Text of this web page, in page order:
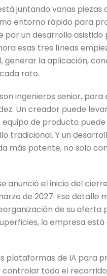
juntando varias piezas
entorno rápido para
por un desarrollo asistido
esas tres líneas
generar la aplicación,
rato.
ingenieros senior, para
Un creador puede
de producto
tradicional. Y un
más potente, no solo
anunció el inicio del
de 2027. Ese detalle
de su oferta
la empresa
plataformas de IA para
todo el